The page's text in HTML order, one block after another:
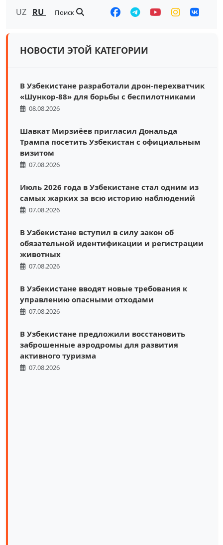
UZ RU Поиск
НОВОСТИ ЭТОЙ КАТЕГОРИИ
В Узбекистане разработали дрон-перехватчик
«Шункор-88» для борьбы с беспилотниками
08.08.2026
Шавкат Мирзиёев пригласил Дональда
Трампа посетить Узбекистан с официальным
визитом
07.08.2026
Июль 2026 года в Узбекистане стал одним из
самых жарких за всю историю наблюдений
07.08.2026
В Узбекистане вступил в силу закон об
обязательной идентификации и регистрации
животных
07.08.2026
В Узбекистане вводят новые требования к
управлению опасными отходами
07.08.2026
В Узбекистане предложили восстановить
заброшенные аэродромы для развития
активного туризма
07.08.2026